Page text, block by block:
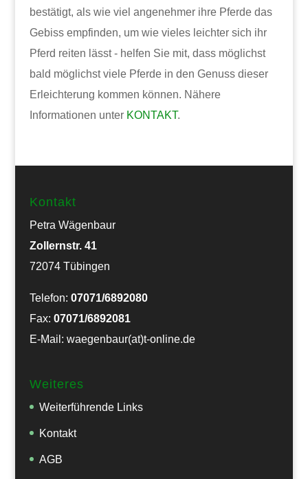
bestätigt, als wie viel angenehmer ihre Pferde das
Gebiss empfinden, um wie vieles leichter sich ihr
Pferd reiten lässt - helfen Sie mit, dass möglichst
bald möglichst viele Pferde in den Genuss dieser
Erleichterung kommen können. Nähere
Informationen unter KONTAKT.
Kontakt
Petra Wägenbaur
Zollernstr. 41
72074 Tübingen
Telefon: 07071/6892080
Fax: 07071/6892081
E-Mail: waegenbaur(at)t-online.de
Weiteres
Weiterführende Links
Kontakt
AGB